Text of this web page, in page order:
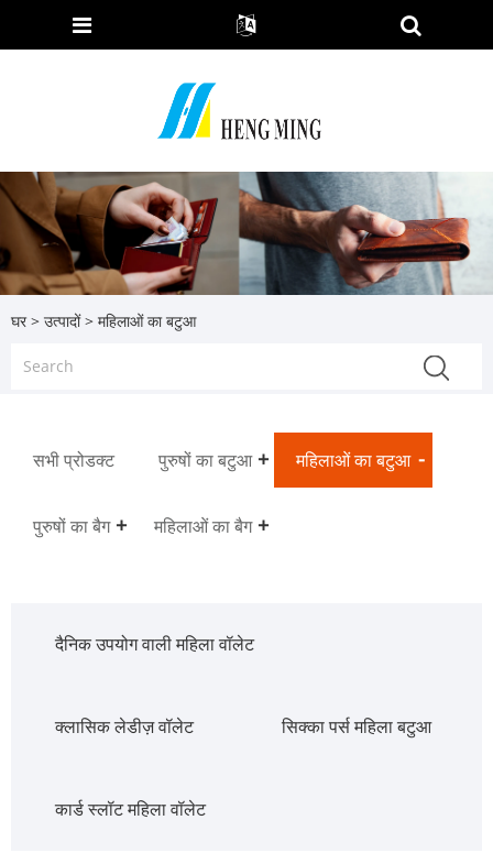
घर > उत्पादों> महिलाओं का बटुआ
सभी प्रोडक्ट पुरुषों का बटुआ महिलाओं का बटुआ
पुरुषों का बैग महिलाओं का बैग
दैनिक उपयोग वाली महिला वॉलेट
क्लासिक लेडीज़ वॉलेट सिक्का पर्स महिला बटुआ
कार्ड स्लॉट महिला वॉलेट